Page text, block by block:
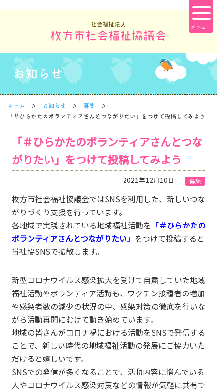
社会福祉法人
枚方市社会福祉協議会
お知らせ
ホーム お知らせ
募集
「＃ひらかたのボランティアさんとつながりたい」をつけて投稿してみよう
「＃ひらかたのボランティアさんとつな
がりたい」をつけて投稿してみよう
2021年12月10日 募集
枚方市社会福祉協議会ではSNSを利用した、新しいつな
がりづくり支援を行っています。
各地域で実践されている地域福祉活動を 「＃ひらかたの
ボランティアさんとつながりたい」 をつけて投稿すると
当社協SNSで拡散します。
新型コロナウイルス感染拡大を受けて自粛していた地域
福祉活動やボランティア活動も、ワクチン接種者の増加
や感染者数の減少の状況の中、感染対策の徹底を行いな
がら活動再開にむけて動き始めています。
地域の皆さんがコロナ禍における活動をSNSで発信する
ことで、新しい時代の地域福祉活動の発展にご協力いた
だけると嬉しいです。
SNSでの発信が多くなることで、活動内容に悩んでいる
人やコロナウイルス感染対策などの情報が気軽に共有で